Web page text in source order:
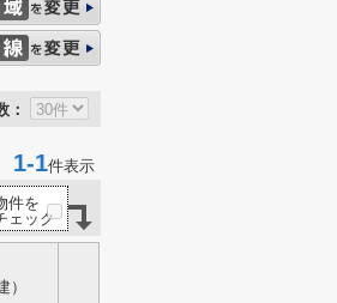
：
1件表示
件を
ェック